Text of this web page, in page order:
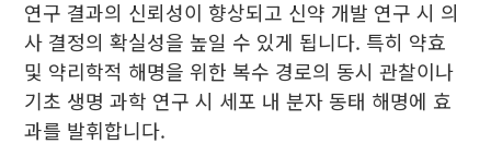
연구 결과의 신뢰성이 향상되고 신약 개발 연구 시 의
사 결정의 확실성을 높일 수 있게 됩니다. 특히 약효
및 약리학적 해명을 위한 복수 경로의 동시 관찰이나
기초 생명 과학 연구 시 세포 내 분자 동태 해명에 효
과를 발휘합니다.